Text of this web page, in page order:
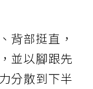
背部挺直，
並以腳跟先
分散到下半